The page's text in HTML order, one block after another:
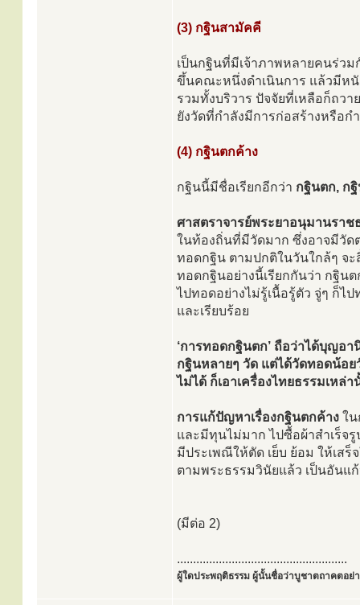
(3) กฐินสามัคคี
เป็นกฐินที่มีเจ้าภาพหลายคนร่ว
ขึ้นคณะหนึ่งดำเนินการ แล้วมีหนั
รวมทั้งบริวาร ปัจจัยที่เหลือก็ถว
ยังวัดที่กำลังมีการก่อสร้างหรือ
(4) กฐินตกค้าง
กฐินนี้มีชื่อเรียกอีกว่า กฐินตก, ก
ศาสตราจารย์พระยาอนุมานรา
ในท้องถิ่นที่มีวัดมาก ซึ่งอาจมีวัด
ทอดกฐิน ตามปกติในวันใกล้ๆ จ
ทอดกฐินอย่างนี้เรียกกันว่า กฐินต
ไปทอดอย่างไม่รู้เนื้อรู้ตัว จู่ๆ ก็ไ
และเรียบร้อย
‘การทอดกฐินตก’ ถือว่าได้บุญอ
กฐินหลายๆ วัด แต่ได้วัดทอดน้อย
ไม่ได้ ก็เอาเครื่องไทยธรรมเหล่
การแก้ปัญหาเรื่องกฐินตกค้าง ใ
และมีทุนไม่มาก ไปซื้อผ้าสำเร็จ
มีประเพณีให้ตัด เย็บ ย้อม ให้เส
ตามพระธรรมวินัยแล้ว เป็นอันแ
(มีต่อ 2)
.....................................................
ผู้ใดประพฤติธรรม ผู้นั้นชื่อว่าบูชาตถาคตอย่า